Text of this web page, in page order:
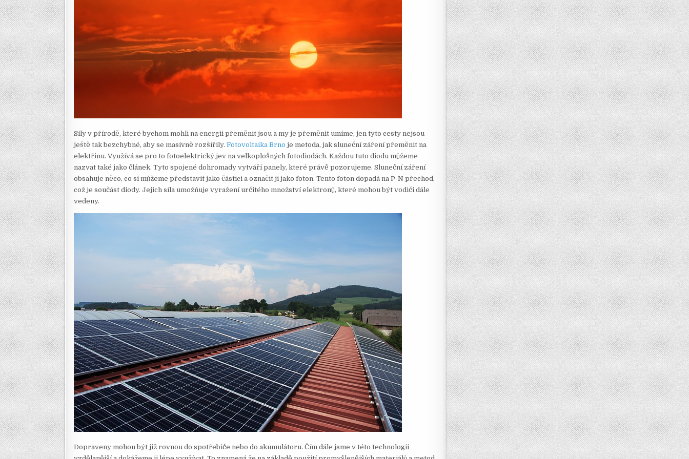
Síly v přírodě, které bychom mohli na energii přeměnit jsou a my je přeměnit umíme, jen tyto cesty nejsou
ještě tak bezchybné, aby se masivně rozšířily. Fotovoltaika Brno je metoda, jak sluneční záření přeměnit na
elektřinu. Využívá se pro to fotoelektrický jev na velkoplošných fotodiodách. Každou tuto diodu můžeme
nazvat také jako článek. Tyto spojené dohromady vytváří panely, které právě pozorujeme. Sluneční záření
obsahuje něco, co si můžeme představit jako částici a označit ji jako foton. Tento foton dopadá na P-N přechod,
což je součást diody. Jejich síla umožňuje vyražení určitého množství elektronů, které mohou být vodiči dále
vedeny.
Dopraveny mohou být již rovnou do spotřebiče nebo do akumulátoru. Čím dále jsme v této technologii